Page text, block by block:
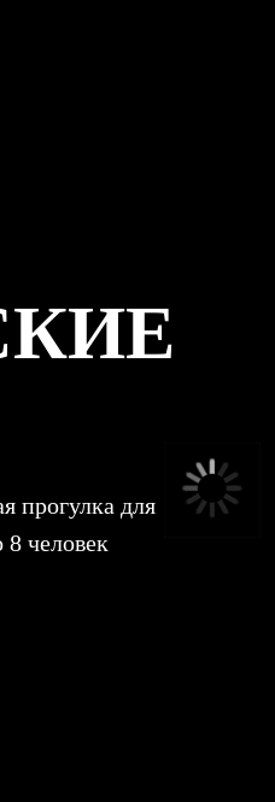
прогулка для
человек